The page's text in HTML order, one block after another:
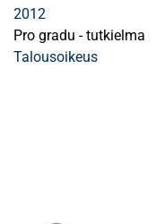
2012
Pro gradu - tutkielma
Talousoikeus